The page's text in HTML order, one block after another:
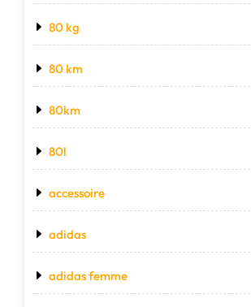
80 kg
80 km
80km
80l
accessoire
adidas
adidas femme